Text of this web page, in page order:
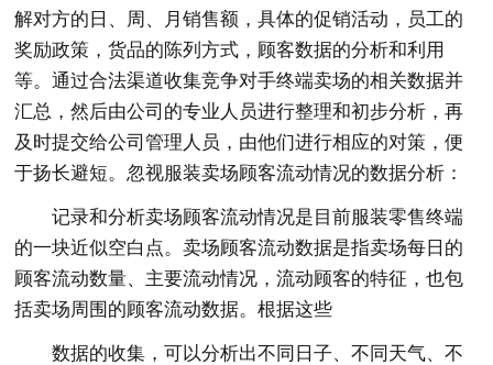
解对方的日、周、月销售额，具体的促销活动，员工的
奖励政策，货品的陈列方式，顾客数据的分析和利用
等。通过合法渠道收集竞争对手终端卖场的相关数据并
汇总，然后由公司的专业人员进行整理和初步分析，再
及时提交给公司管理人员，由他们进行相应的对策，便
于扬长避短。忽视服装卖场顾客流动情况的数据分析：
记录和分析卖场顾客流动情况是目前服装零售终端
的一块近似空白点。卖场顾客流动数据是指卖场每日的
顾客流动数量、主要流动情况，流动顾客的特征，也包
括卖场周围的顾客流动数据。根据这些
数据的收集，可以分析出不同日子、不同天气、不